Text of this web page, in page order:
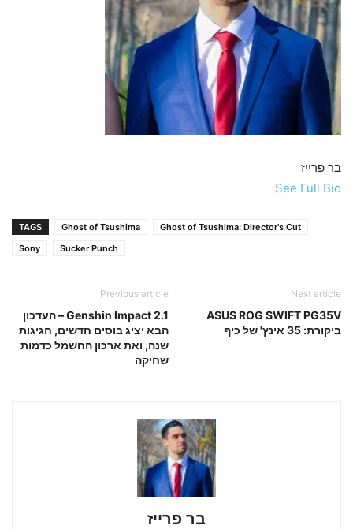
בר פרייז
See Full Bio
TAGS Ghost of Tsushima
Ghost of Tsushima: Director's Cut
Sony
Sucker Punch
Previous article
Genshin Impact 2.1 – העדכון
הבא יציג בוסים חדשים, חגיגות
שנה, ואת ארכון החשמל כדמות
שחיקה
Next article
ASUS ROG SWIFT PG35V
ביקורת: 35 אינץ' של כיף
בר פרייז